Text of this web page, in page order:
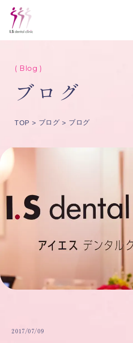
( Blog )
ブログ
TOP ブログ ブログ
2017/07/09